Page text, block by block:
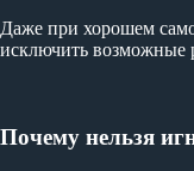
Даже при хорошем
исключить возможные
Почему нельзя